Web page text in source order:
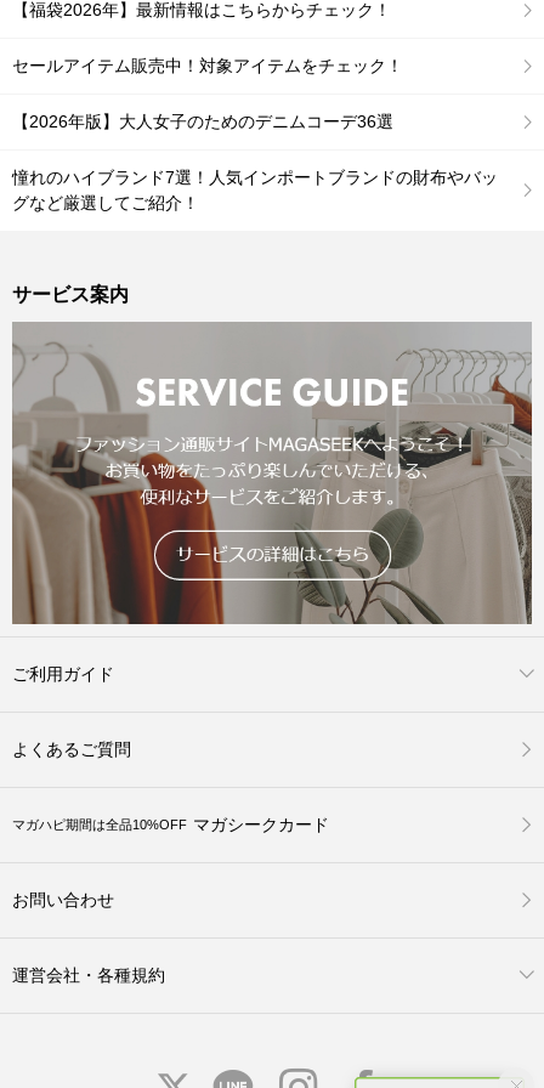
【福袋2026年】最新情報はこちらからチェック！
セールアイテム販売中！対象アイテムをチェック！
【2026年版】大人女子のためのデニムコーデ36選
憧れのハイブランド7選！人気インポートブランドの財布やバッ
グなど厳選してご紹介！
サービス案内
ご利用ガイド
よくあるご質問
マガハピ期間は全品10%OFF マガシークカード
お問い合わせ
運営会社・各種規約